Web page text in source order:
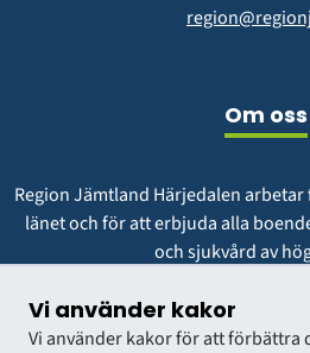
Vi använder kakor
Vi använder kakor för att förbättra
Om oss
Region Jämtland Härjedalen
länet och för att erbjuda alla
och sjukvård av
Vår vision är att vara en region